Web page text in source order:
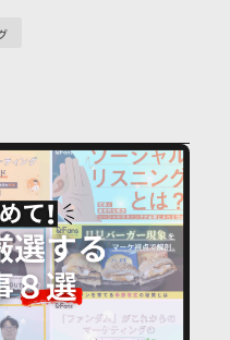
）」を展開する、「株式会社